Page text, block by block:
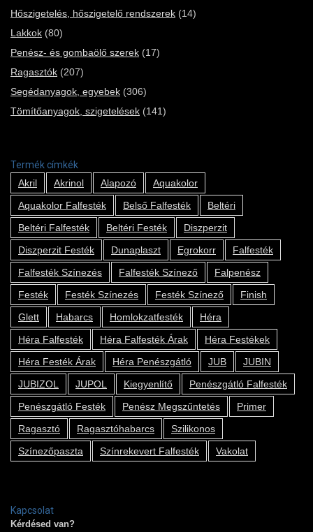
Hőszigetelés, hőszigetelő rendszerek (14)
Lakkok (80)
Penész- és gombaölő szerek (17)
Ragasztók (207)
Segédanyagok, egyebek (306)
Tömítőanyagok, szigetelések (141)
Termék címkék
Akril
Akrinol Alapozó
Aquakolor
Aquakolor Falfesték
Belső Falfesték
Beltéri
Beltéri Falfesték
Beltéri Festék
Diszperzit
Diszperzit Festék
Dunaplaszt Egrokorr
Falfesték
Falfesték Színezés
Falfesték Színező
Falpenész
Festék
Festék Színezés Festék Színező
Finish
Glett
Habarcs Homlokzatfesték
Héra
Héra Falfesték
Héra Falfesték Árak
Héra Festékek
Héra Festék Árak
Héra Penészgátló JUB
JUBIN
JUBIZOL
JUPOL Kiegyenlítő
Penészgátló Falfesték
Penészgátló Festék
Penész Megszűntetés
Primer
Ragasztó
Ragasztóhabarcs
Szilikonos
Színezőpaszta
Színrekevert Falfesték Vakolat
Kapcsolat
Kérdésed van?